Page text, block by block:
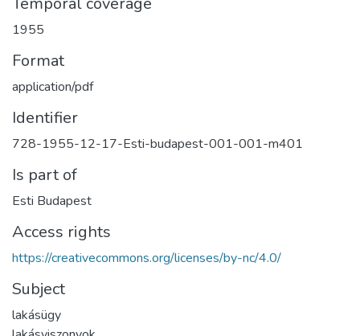
1955
Format
application/pdf
Identifier
728-1955-12-17-Esti-budapest-001-001-m401
Is part of
Esti Budapest
Access rights
https://creativecommons.org/licenses/by-nc/4.0/
Subject
lakásügy